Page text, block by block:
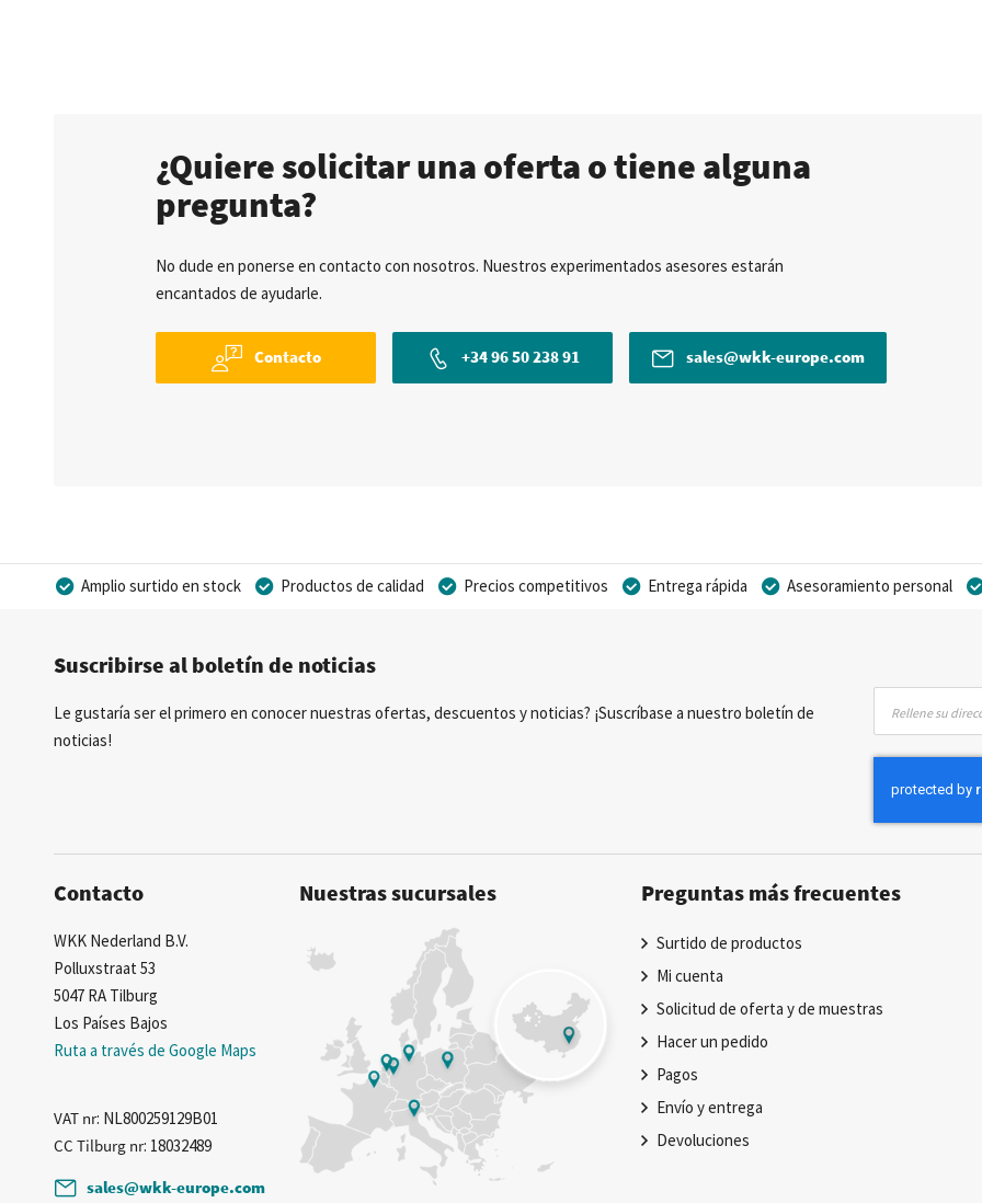
¿Quiere solicitar una oferta o tiene alguna
pregunta?
No dude en ponerse en contacto con nosotros. Nuestros experimentados asesores estarán
encantados de ayudarle.
Contacto +34 96 50 238 91 sales@wkk-europe.com
Amplio surtido en stock Productos de calidad Precios competitivos Entrega rápida
Asesoramiento personal
Suscribirse al boletín de noticias
Le gustaría ser el primero en conocer nuestras ofertas, descuentos y noticias? ¡Suscríbase a nuestro boletín de
noticias!
nuestro
boletín
Contacto
WKK Nederland B.V.
Polluxstraat 53
5047 RA Tilburg
Los Países Bajos
Ruta a través de Google Maps
VAT nr: NL800259129B01
CC Tilburg nr: 18032489
sales@wkk-europe.com
Nuestras sucursales Preguntas más frecuentes
Surtido de productos
Mi cuenta
Solicitud de oferta y de muestras
Hacer un pedido
Pagos
Envío y entrega
Devoluciones